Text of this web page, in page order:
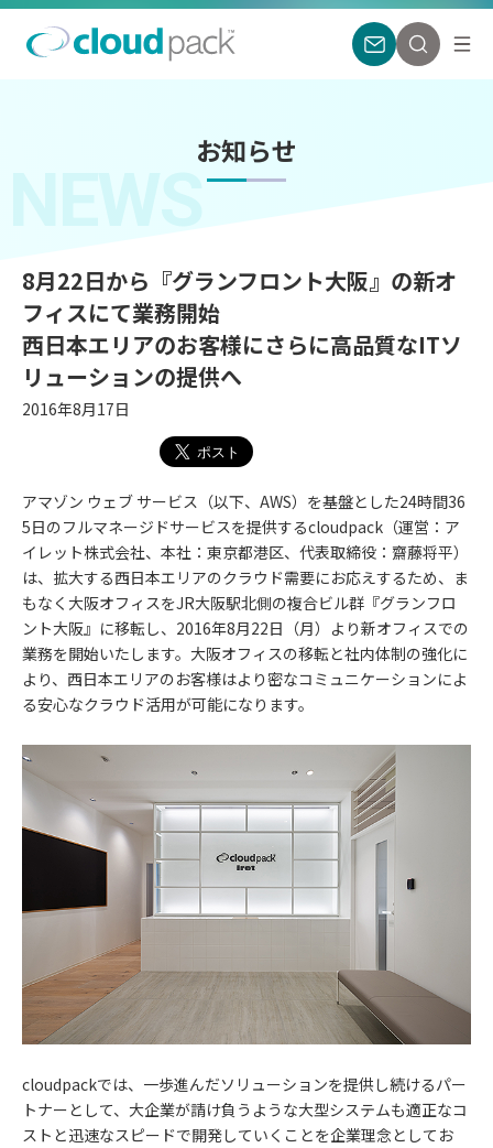
お知らせ
NEWS
8月22日から『グランフロント大阪』の新オ
フィスにて業務開始
西日本エリアのお客様にさらに高品質なITソ
リューションの提供へ
2016年8月17日
アマゾン ウェブ サービス（以下、AWS）を基盤とした24時間36
5日のフルマネージドサービスを提供するcloudpack（運営：ア
イレット株式会社、本社：東京都港区、代表取締役：齋藤将平）
は、拡大する西日本エリアのクラウド需要にお応えするため、ま
もなく大阪オフィスをJR大阪駅北側の複合ビル群『グランフロ
ント大阪』に移転し、2016年8月22日（月）より新オフィスでの
業務を開始いたします。大阪オフィスの移転と社内体制の強化に
より、西日本エリアのお客様はより密なコミュニケーションによ
る安心なクラウド活用が可能になります。
cloudpackでは、一歩進んだソリューションを提供し続けるパー
トナーとして、大企業が請け負うような大型システムも適正なコ
ストと迅速なスピードで開発していくことを企業理念としてお